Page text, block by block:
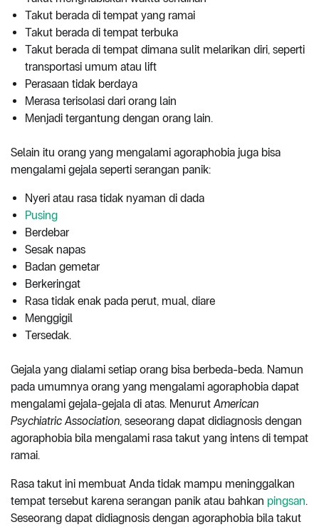
Takut berada di tempat yang ramai
Takut berada di tempat terbuka
Takut berada di tempat dimana sulit melarikan diri, seperti
transportasi umum atau lift
Perasaan tidak berdaya
Merasa terisolasi dari orang lain
Menjadi tergantung dengan orang lain.
Selain itu orang yang mengalami agoraphobia juga bisa
mengalami gejala seperti serangan panik:
Nyeri atau rasa tidak nyaman di dada
Pusing
Berdebar
Sesak napas
Badan gemetar
Berkeringat
Rasa tidak enak pada perut, mual, diare
Menggigil
Tersedak.
Gejala yang dialami setiap orang bisa berbeda-beda. Namun
pada umumnya orang yang mengalami agoraphobia dapat
mengalami gejala-gejala di atas. Menurut American
Psychiatric Association, seseorang dapat didiagnosis dengan
agoraphobia bila mengalami rasa takut yang intens di tempat
ramai.
Rasa takut ini membuat Anda tidak mampu meninggalkan
tempat tersebut karena serangan panik atau bahkan pingsan.
Seseorang dapat didiagnosis dengan agoraphobia bila takut